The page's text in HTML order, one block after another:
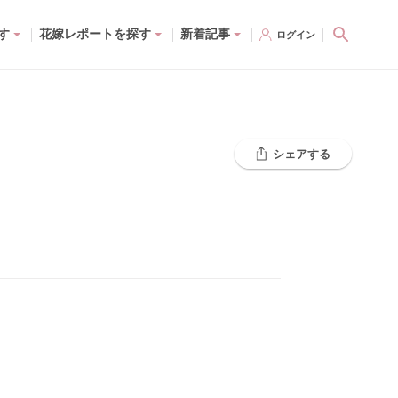
花嫁レポートを探す 新着記事 ログイン
シェアする